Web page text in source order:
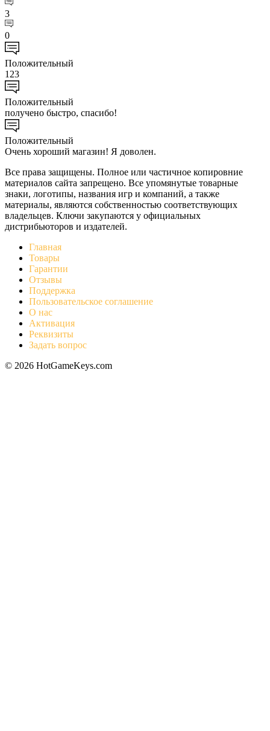
3
0
Положительный
123
Положительный
получено быстро, спасибо!
Положительный
Очень хороший магазин! Я доволен.
Все права защищены. Полное или частичное копировние
материалов сайта запрещено. Все упомянутые товарные
знаки, логотипы, названия игр и компаний, а также
материалы, являются собственностью соответствующих
владельцев. Ключи закупаются у официальных
дистрибьюторов и издателей.
Главная
Товары
Гарантии
Отзывы
Поддержка
Пользовательское соглашение
О нас
Активация
Реквизиты
Задать вопрос
© 2026 HotGameKeys.com